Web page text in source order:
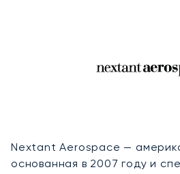
Nextant Aerospace —
основанная в 2007 году и